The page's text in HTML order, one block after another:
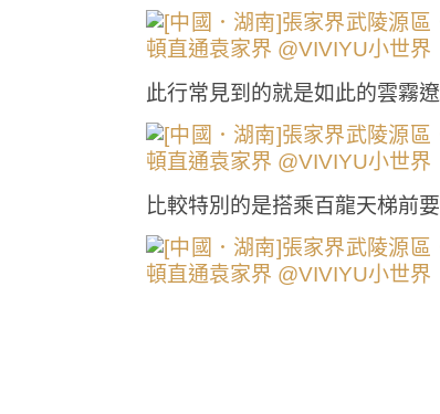
此行常見到的就是如此的雲霧
比較特別的是搭乘百龍天梯前